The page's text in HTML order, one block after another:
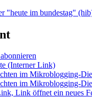
"heute im bundestag"
(Interner Link)
im Mikroblogging-
im Mikroblogging-
Link öffnet ein neues